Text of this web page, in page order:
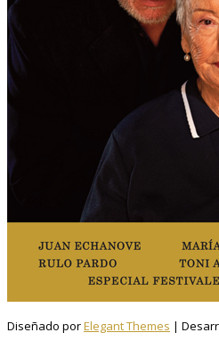
Diseñado porElegant Themes |